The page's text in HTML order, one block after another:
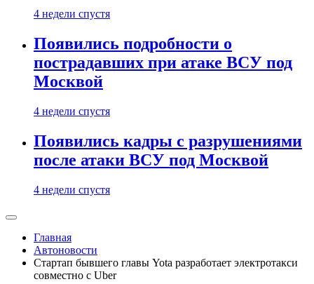
4 недели спустя
Появились подробности о
пострадавших при атаке ВСУ под
Москвой
4 недели спустя
Появились кадры с разрушениями
после атаки ВСУ под Москвой
4 недели спустя
Главная
Автоновости
Стартап бывшего главы Yota разработает электротакси
совместно с Uber